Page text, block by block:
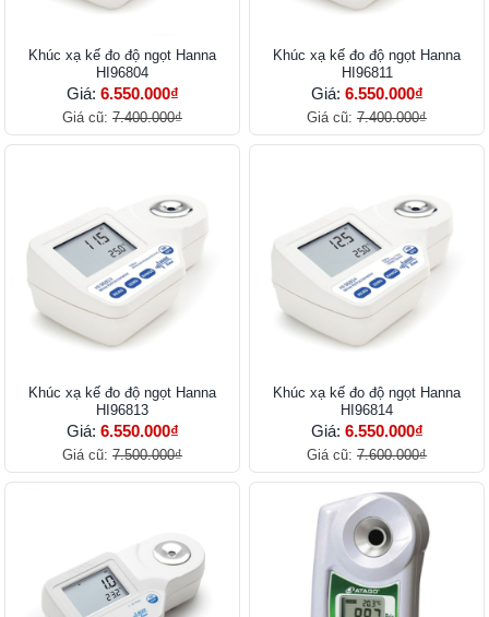
Khúc xạ kế đo độ ngọt Hanna
HI96804
Giá: 6.550.000₫
Giá cũ: 7.400.000₫
Khúc xạ kế đo độ ngọt Hanna
HI96811
Giá: 6.550.000₫
Giá cũ: 7.400.000₫
Khúc xạ kế đo độ ngọt Hanna
HI96813
Giá: 6.550.000₫
Giá cũ: 7.500.000₫
Khúc xạ kế đo độ ngọt Hanna
HI96814
Giá: 6.550.000₫
Giá cũ: 7.600.000₫